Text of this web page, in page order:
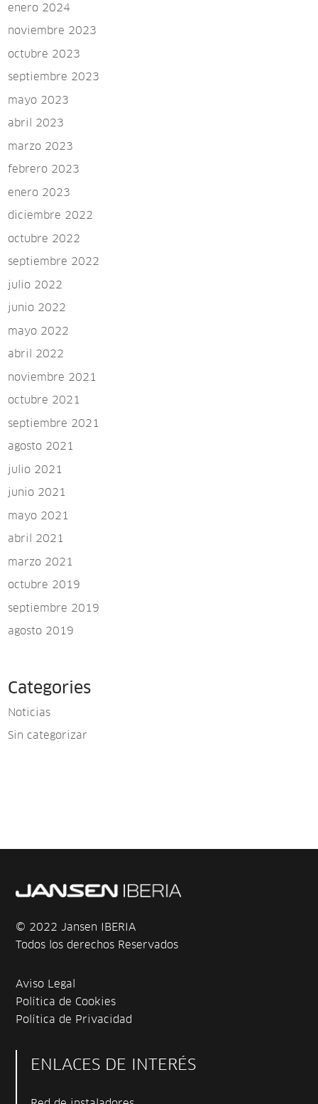
enero 2024
noviembre 2023
octubre 2023
septiembre 2023
mayo 2023
abril 2023
marzo 2023
febrero 2023
enero 2023
diciembre 2022
octubre 2022
septiembre 2022
julio 2022
junio 2022
mayo 2022
abril 2022
noviembre 2021
octubre 2021
septiembre 2021
agosto 2021
julio 2021
junio 2021
mayo 2021
abril 2021
marzo 2021
octubre 2019
septiembre 2019
agosto 2019
Categories
Noticias
Sin categorizar
© 2022 Jansen IBERIA
Todos los derechos Reservados
Aviso Legal
Política de Cookies
Política de Privacidad
ENLACES DE INTERÉS